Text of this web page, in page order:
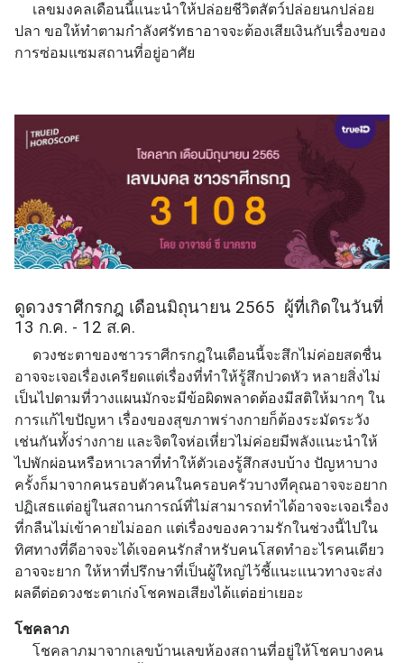
เลขมงคลเดือนนี้แนะนำให้ปล่อยชีวิตสัตว์ปล่อยนกปล่อย
ปลา ขอให้ทำตามกำลังศรัทธาอาจจะต้องเสียเงินกับเรื่องของ
การซ่อมแซมสถานที่อยู่อาศัย
ดูดวงราศีกรกฎ เดือนมิถุนายน 2565 ผู้ที่เกิดในวันที่
13 ก.ค. - 12 ส.ค.
ดวงชะตาของชาวราศีกรกฎในเดือนนี้จะสึกไม่ค่อยสดชื่น
อาจจะเจอเรื่องเครียดแต่เรื่องที่ทำให้รู้สึกปวดหัว หลายสิ่งไม่
เป็นไปตามที่วางแผนมักจะมีข้อผิดพลาดต้องมีสติให้มากๆ ใน
การแก้ไขปัญหา เรื่องของสุขภาพร่างกายก็ต้องระมัดระวัง
เช่นกันทั้งร่างกาย และจิตใจห่อเหี่ยวไม่ค่อยมีพลังแนะนำให้
ไปพักผ่อนหรือหาเวลาที่ทำให้ตัวเองรู้สึกสงบบ้าง ปัญหาบาง
ครั้งก็มาจากคนรอบตัวคนในครอบครัวบางทีคุณอาจจะอยาก
ปฏิเสธแต่อยู่ในสถานการณ์ที่ไม่สามารถทำได้อาจจะเจอเรื่อง
ที่กลืนไม่เข้าคายไม่ออก แต่เรื่องของความรักในช่วงนี้ไปใน
ทิศทางที่ดีอาจจะได้เจอคนรักสำหรับคนโสดทำอะไรคนเดียว
อาจจะยาก ให้หาที่ปรึกษาที่เป็นผู้ใหญ่ไว้ชี้แนะแนวทางจะส่ง
ผลดีต่อดวงชะตาเก่งโชคพอเสียงได้แต่อย่าเยอะ
โชคลาภ
โชคลาภมาจากเลขบ้านเลขห้องสถานที่อยู่ให้โชคบางคน